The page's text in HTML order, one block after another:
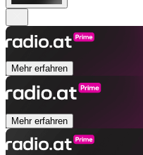
Mehr erfahren
Mehr erfahren